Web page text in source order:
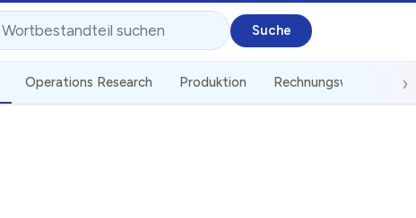
Operations Research Produktion Rechnungswesen